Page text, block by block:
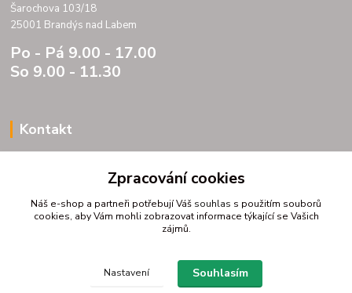
Šarochova 103/18
25001 Brandýs nad Labem
Po - Pá 9.00 - 17.00
So 9.00 - 11.30
Kontakt
DIC CZ07175833
Šarochova 103/18
Zpracování cookies
Náš e-shop a partneři potřebují Váš souhlas s použitím souborů
cookies, aby Vám mohli zobrazovat informace týkající se Vašich
zájmů.
Nastavení Souhlasím